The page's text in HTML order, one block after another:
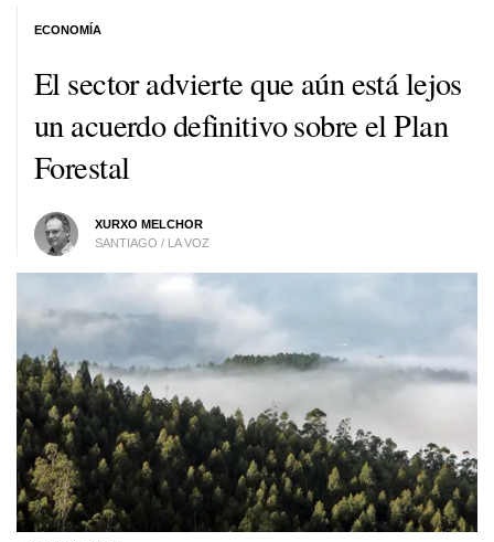
El sector advierte que aún está lejos
un acuerdo definitivo sobre el Plan
Forestal
XURXO MELCHOR
SANTIAGO / LA VOZ
ECONOMÍA